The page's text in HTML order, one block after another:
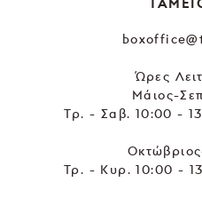
Ώρες
Μάιος-
Τρ. - Σαβ. 10:00 -
Τρ. - Κυρ. 10:00 -